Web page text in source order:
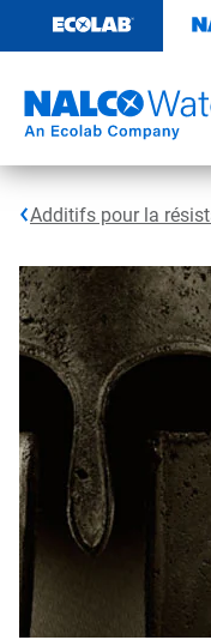
contenu
Additifs pour la